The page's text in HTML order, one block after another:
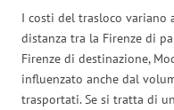
I costi del trasloco variano
distanza tra la Firenze di
Firenze di destinazione,
influenzato anche dal
trasportati. Se si tratta di